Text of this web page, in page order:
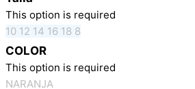
This option is required
10 12 14 16 18 8
COLOR
This option is required
NARANJA